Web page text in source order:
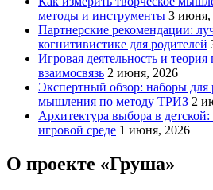
методы и инструменты 3 июня,
Партнерские рекомендации:
когнитивистике для родителей
Игровая деятельность и теория
взаимосвязь 2 июня, 2026
Экспертный обзор: наборы для
мышления по методу ТРИЗ 2
Архитектура выбора в
игровой среде 1 июня, 2026
О проекте «Груша»